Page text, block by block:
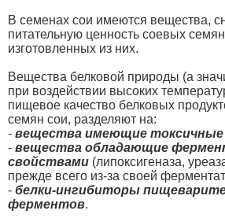
В семенах сои имеются вещества,
питательную ценность соевых
изготовленных из них.
Вещества белковой природы (а
при воздействии высоких
пищевое качество белковых
семян сои, разделяют на:
- вещества имеющие токсичные
- вещества обладающие
свойствами (липоксигеназа,
прежде всего из-за своей
- белки-ингибиторы
ферментов.